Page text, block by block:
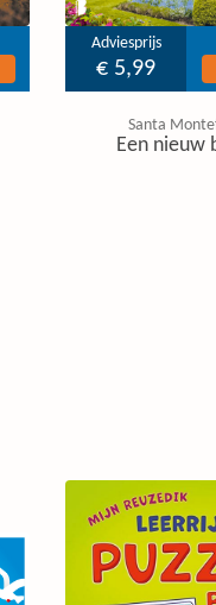
Adviesprijs
€ 5,99
Santa
Een nieuw